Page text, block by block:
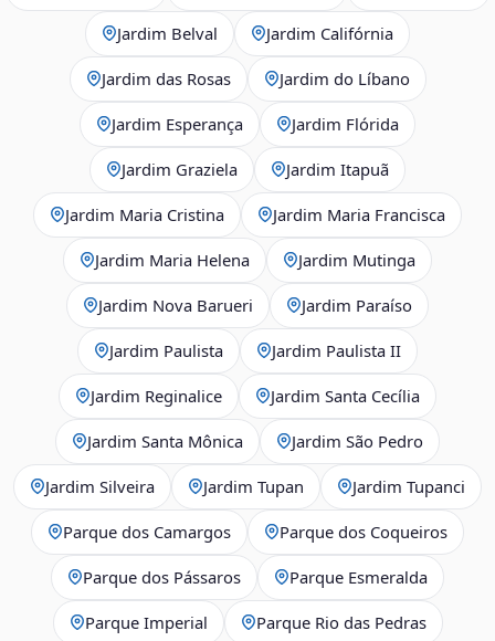
Jardim Belval Jardim Califórnia
Jardim das Rosas Jardim do Líbano
Jardim Esperança Jardim Flórida
Jardim Graziela Jardim Itapuã
Jardim Maria Cristina Jardim Maria Francisca
Jardim Maria Helena Jardim Mutinga
Jardim Nova Barueri Jardim Paraíso
Jardim Paulista Jardim Paulista II
Jardim Reginalice Jardim Santa Cecília
Jardim Santa Mônica Jardim São Pedro
Jardim Silveira Jardim Tupan Jardim Tupanci
Parque dos Camargos Parque dos Coqueiros
Parque dos Pássaros Parque Esmeralda
Parque Imperial Parque Rio das Pedras